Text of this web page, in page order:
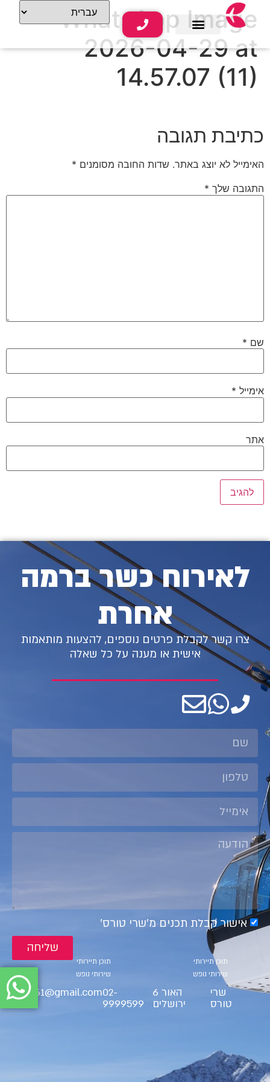
WhatsApp Image
2026-04-29 at
14.57.07 (11)
כתיבת תגובה
האימייל לא יוצג באתר. שדות החובה מסומנים *
התגובה שלך *
שם *
אימייל *
אתר
לאירוח כשר ברמה
אחרת
צרו קשר לקבלת פרטים נוספים, להצעות מותאמות
אישית או מענה על כל שאלה
אישור קבלת תכנים מ׳שרי טורס׳
שליחה
תוכן תיירותי
שירותי נופש
תוכן תיירותי
שירותי נופש
שרי
טורס
האור 6
ירושלים
02-
9999599
ct9561@gmail.com